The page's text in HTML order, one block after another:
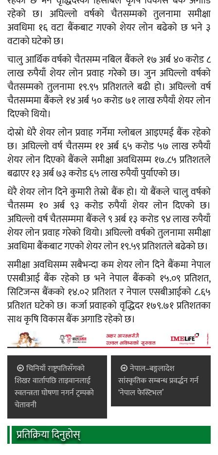
रहेको छ। अघिल्लो वर्षको चैतसम्मको तुलनामा समीक्षा
अवधिमा १६ वटा बैंकबाट गएको शेयर लोन बढेको छ भने ३
वटाको घटेको छ।
चालु आर्थिक वर्षको चैतसम्म नबिल बैंकले १७ अर्ब ४० करोड ८
लाख रुपैयाँ शेयर लोन प्रवाह गरेको छ। जुन अघिल्लो वर्षको
चैतसम्मको तुलनामा १९.९५ प्रतिशतले बढी हो। अघिल्लो वर्ष
चैतसम्ममा बैंकले १४ अर्ब ५० करोड ७१ लाख रुपैयाँ शेयर लोन
दिएको थियो।
दोस्रो धेरै शेयर लोन प्रवाह गर्नेमा ग्लोबल आइएमई बैंक रहेको
छ। अघिल्लो वर्ष चैतसम्म ११ अर्ब ६५ करोड ५७ लाख रुपैयाँ
शेयर लोन दिएको बैंकले समीक्षा अवधिसम्म १७.८५ प्रतिशतले
बढाएर १३ अर्ब ७३ करोड ६५ लाख रुपैयाँ पुर्याएको छ।
धेरै शेयर लोन दिने कुमारी तेस्रो बैंक हो। यो बैंकले चालु वर्षको
चैतसम्म १० अर्ब ९३ करोड रुपैयाँ शेयर लोन दिएको छ।
अघिल्लो वर्ष चैतसम्ममा बैंकले ९ अर्ब १३ करोड ९४ लाख रुपैयाँ
शेयर लोन प्रवाह गरेको थियो। अघिल्लो वर्षको तुलनामा समीक्षा
अवधिमा बैंकबाट गएको शेयर लोन १९.५९ प्रतिशतले बढेको छ।
समीक्षा अवधिसम्म सबैभन्दा कम शेयर लोन दिने बैंकमा नेपाल
एसबीआई बैंक रहेको छ भने नेपाल बैंकको १५.०९ प्रतिशत,
सिटिजन्स बैंकको १४.०२ प्रतिशत र नेपाल एसबीआईको ८.६५
प्रतिशत घटेको छ। कर्जा प्रवाहको वृद्धिदर १७९.७१ प्रतिशतका
साथ कृषि विकास बैंक अगाडि रहेको छ।
चिनियाँ राष्ट्रपतिसँगको
शिखर वार्तापछि ताइवानलाई
स्वतन्त्रता घोषणा नगर्न ट्रम्पको
चेतावनी
नेपाल–बङ्गलादेश
सांस्कृतिक सम्बन्ध प्रवर्द्धन गर्न
‘नेपाल फेस्टिभल’
प्रतिक्रिया दिनुहोस्